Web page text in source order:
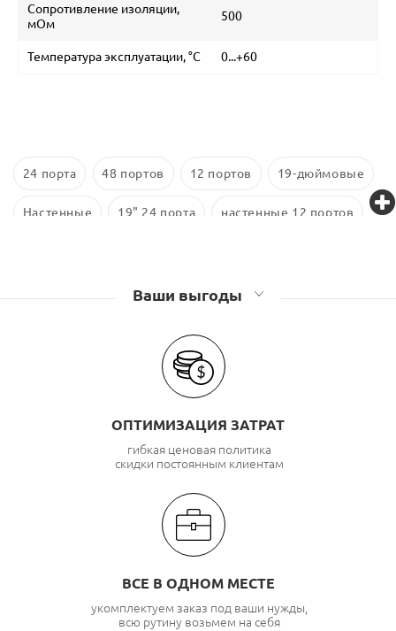
Сопротивление изоляции,
мОм
500
Температура эксплуатации, °C 0...+60
24 порта 48 портов 12 портов 19-дюймовые
Настенные 19" 24 порта настенные 12 портов
Ваши выгоды
ОПТИМИЗАЦИЯ ЗАТРАТ
гибкая ценовая политика
скидки постоянным клиентам
ВСЕ В ОДНОМ МЕСТЕ
укомплектуем заказ под ваши нужды,
всю рутину возьмем на себя